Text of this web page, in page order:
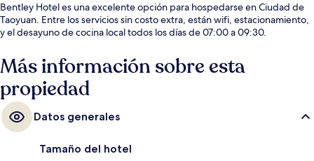
Bentley Hotel es una excelente opción para hospedarse en Ciudad de
Taoyuan. Entre los servicios sin costo extra, están wifi, estacionamiento,
y el desayuno de cocina local todos los días de 07:00 a 09:30.
Más información sobre esta
propiedad
Datos generales
Tamaño del hotel